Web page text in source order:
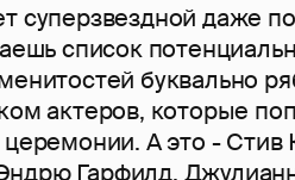
суперзвездной даже
список
буквально
актеров, которые
церемонии. А это - Стив
Гарфилд,